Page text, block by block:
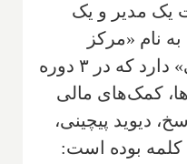
یک مدیر و یک
نام «مرکز
برابری و شمول اجتماعی» دارد که در ۳ دوره
کمک‌های مالی
دیوید پیچینی،
کلمه بوده است: